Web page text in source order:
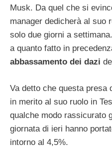
Musk. Da quel che si
manager dedicherà al suo
solo due giorni a
a quanto fatto in
abbassamento dei dazi
Va detto che questa presa
in merito al suo ruolo in
qualche modo rassicurato
giornata di ieri hanno
intorno al 4,5%.